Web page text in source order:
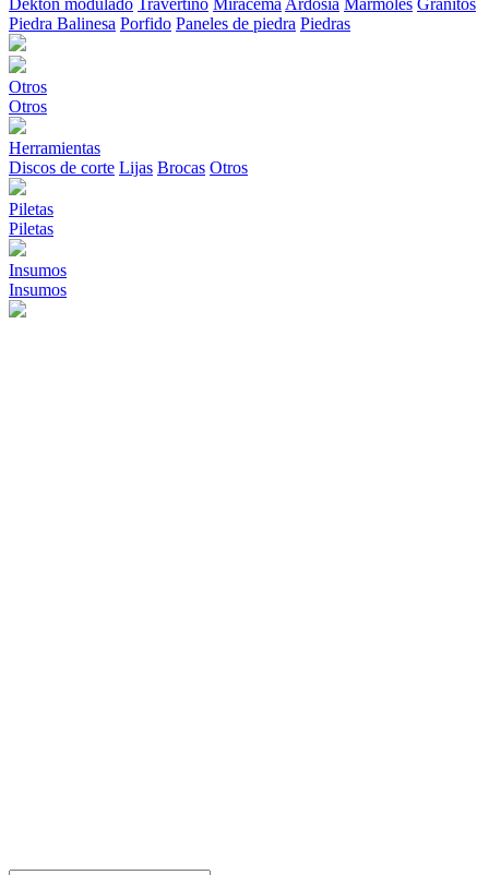
Piedra Balinesa Porfido Paneles de piedra Piedras
Otros
Otros
Herramientas
Discos de corte Lijas Brocas Otros
Piletas
Piletas
Insumos
Insumos